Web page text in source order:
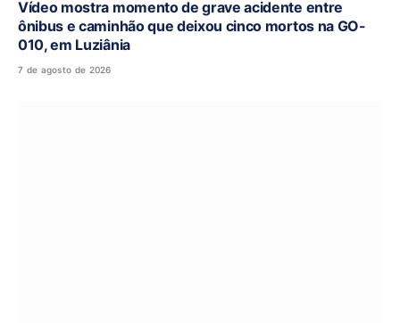
Vídeo mostra momento de grave acidente entre
ônibus e caminhão que deixou cinco mortos na GO-
010, em Luziânia
7 de agosto de 2026